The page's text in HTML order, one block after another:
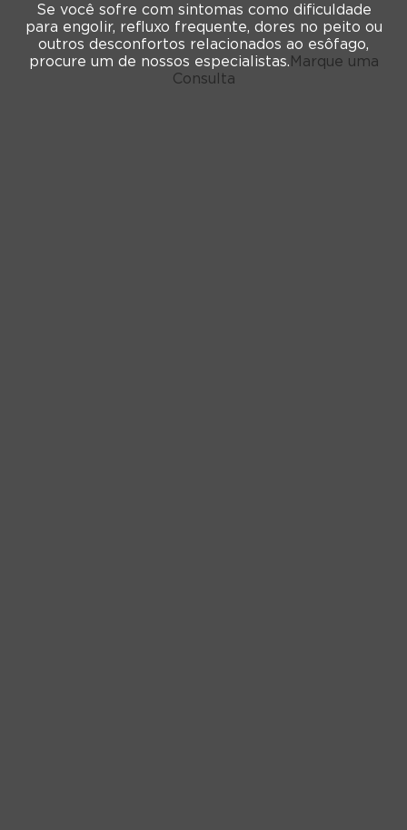
Se você sofre com sintomas como dificuldade
para engolir, refluxo frequente, dores no peito ou
outros desconfortos relacionados ao esôfago,
procure um de nossos especialistas. Marque uma
Consulta